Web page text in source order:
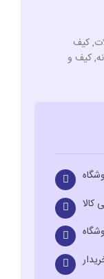
,کیف
,کیف و
کالا